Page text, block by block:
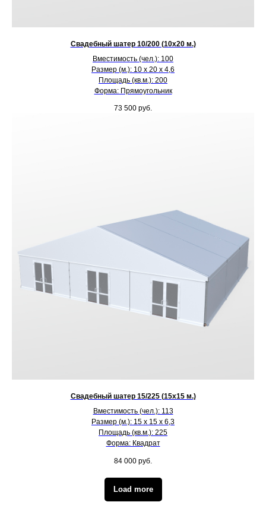
Свадебный шатер 10/200 (10х20 м.)
Вместимость (чел.): 100
Размер (м.): 10 х 20 х 4,6
Площадь (кв.м.): 200
Форма: Прямоугольник
73 500 руб.
Свадебный шатер 15/225 (15х15 м.)
Вместимость (чел.): 113
Размер (м.): 15 х 15 х 6,3
Площадь (кв.м.): 225
Форма: Квадрат
84 000 руб.
Load more